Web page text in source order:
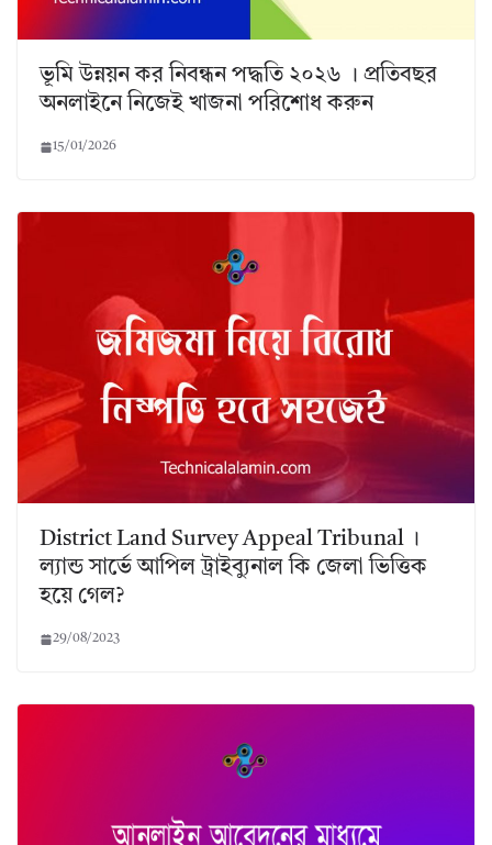
ভূমি উন্নয়ন কর নিবন্ধন পদ্ধতি ২০২৬ । প্রতিবছর
অনলাইনে নিজেই খাজনা পরিশোধ করুন
15/01/2026
District Land Survey Appeal Tribunal ।
ল্যান্ড সার্ভে আপিল ট্রাইব্যুনাল কি জেলা ভিত্তিক
হয়ে গেল?
29/08/2023